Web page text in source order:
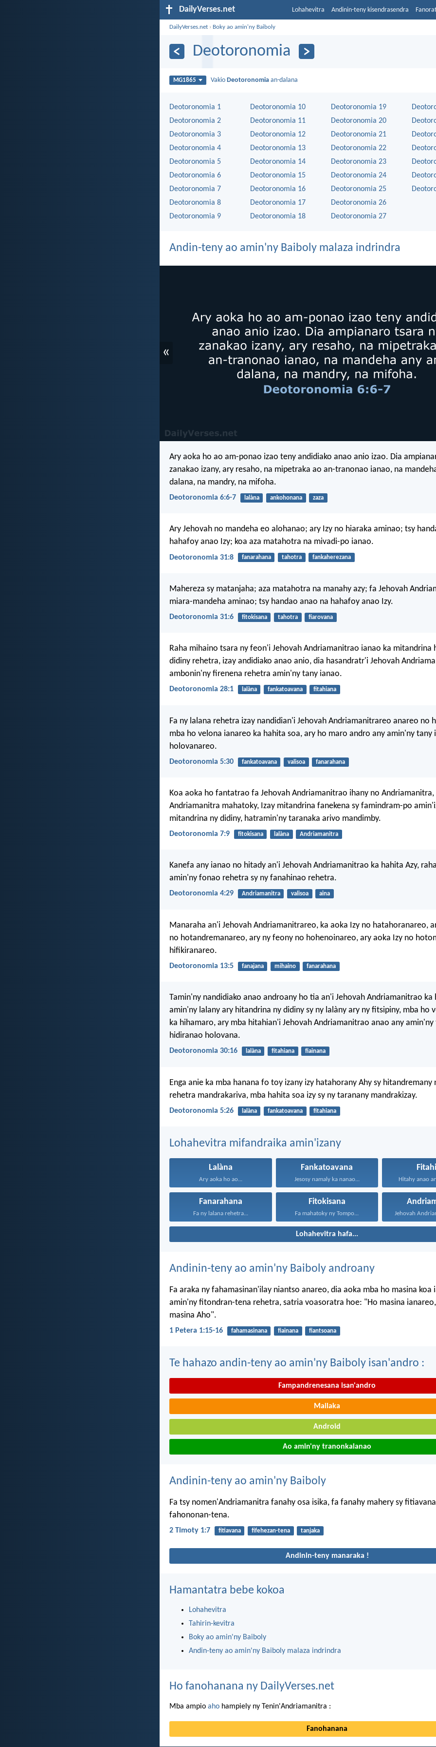
DailyVerses.net Lohahevitra Andinin-teny kisendrasendra
DailyVerses.net › Boky ao amin'ny Baiboly
Deotoronomia
MG1865 Vakio Deotoronomia an-dalana
Deotoronomia 1
Deotoronomia 2
Deotoronomia 3
Deotoronomia 4
Deotoronomia 5
Deotoronomia 6
Deotoronomia 7
Deotoronomia 8
Deotoronomia 9
Deotoronomia 10
Deotoronomia 11
Deotoronomia 12
Deotoronomia 13
Deotoronomia 14
Deotoronomia 15
Deotoronomia 16
Deotoronomia 17
Deotoronomia 18
Deotoronomia 19
Deotoronomia 20
Deotoronomia 21
Deotoronomia 22
Deotoronomia 23
Deotoronomia 24
Deotoronomia 25
Deotoronomia 26
Deotoronomia 27
Andin-teny ao amin'ny Baiboly malaza indrindra
«
Ary aoka ho ao am-ponao izao teny andidiako anao anio izao. Dia
zanakao izany, ary resaho, na mipetraka ao an-tranonao ianao, na
dalana, na mandry, na mifoha.
Deotoronomia 6:6-7 lalàna ankohonana zaza
Ary Jehovah no mandeha eo alohanao; ary Izy no hiaraka aminao; tsy
hahafoy anao Izy; koa aza matahotra na mivadi-po ianao.
Deotoronomia 31:8 fanarahana tahotra fankaherezana
Mahereza sy matanjaha; aza matahotra na manahy azy; fa Jehovah
miara-mandeha aminao; tsy handao anao na hahafoy anao Izy.
Deotoronomia 31:6 fitokisana tahotra fiarovana
Raha mihaino tsara ny feon'i Jehovah Andriamanitrao ianao ka mitandrina
didiny rehetra, izay andidiako anao anio, dia hasandratr'i Jehovah
ambonin'ny firenena rehetra amin'ny tany ianao.
Deotoronomia 28:1 lalàna fankatoavana fitahiana
Fa ny lalana rehetra izay nandidian'i Jehovah Andriamanitrareo anareo no
mba ho velona ianareo ka hahita soa, ary ho maro andro any amin'ny tany
holovanareo.
Deotoronomia 5:30 fankatoavana valisoa fanarahana
Koa aoka ho fantatrao fa Jehovah Andriamanitrao ihany no Andriamanitra,
Andriamanitra mahatoky, Izay mitandrina fanekena sy famindram-po
mitandrina ny didiny, hatramin'ny taranaka arivo mandimby.
Deotoronomia 7:9 fitokisana lalàna Andriamanitra
Kanefa any ianao no hitady an'i Jehovah Andriamanitrao ka hahita Azy,
amin'ny fonao rehetra sy ny fanahinao rehetra.
Deotoronomia 4:29 Andriamanitra valisoa aina
Manaraha an'i Jehovah Andriamanitrareo, ka aoka Izy no hatahoranareo,
no hotandremanareo, ary ny feony no hohenoinareo, ary aoka Izy no
hifikiranareo.
Deotoronomia 13:5 fanajana mihaino fanarahana
Tamin'ny nandidiako anao androany ho tia an'i Jehovah Andriamanitrao ka
amin'ny lalany ary hitandrina ny didiny sy ny lalàny ary ny fitsipiny, mba ho
ka hihamaro, ary mba hitahian'i Jehovah Andriamanitrao anao any amin'ny
hidiranao holovana.
Deotoronomia 30:16 lalàna fitahiana fiainana
Enga anie ka mba hanana fo toy izany izy hatahorany Ahy sy hitandremany
rehetra mandrakariva, mba hahita soa izy sy ny taranany mandrakizay.
Deotoronomia 5:26 lalàna fankatoavana fitahiana
Lohahevitra mifandraika amin'izany
Lalàna
Ary aoka ho ao...
Fankatoavana
Jesosy namaly ka nanao... Hitahy anao
Fanarahana
Fa ny lalana rehetra...
Fitokisana
Fa mahatoky ny Tompo...
Lohahevitra hafa...
Andinin-teny ao amin'ny Baiboly androany
Fa araka ny fahamasinan'ilay niantso anareo, dia aoka mba ho masina koa
amin'ny fitondran-tena rehetra, satria voasoratra hoe: "Ho masina
masina Aho".
1 Petera 1:15-16 fahamasinana fiainana fiantsoana
Te hahazo andin-teny ao amin'ny Baiboly isan'andro :
Fampandrenesana isan'andro
Mailaka
Android
Ao amin'ny tranonkalanao
Andinin-teny ao amin'ny Baiboly
Fa tsy nomen'Andriamanitra fanahy osa isika, fa fanahy mahery sy
fahononan-tena.
2 Timoty 1:7 fitiavana fifehezan-tena tanjaka
Andinin-teny manaraka !
Hamantatra bebe kokoa
Lohahevitra
Tahirin-kevitra
Boky ao amin'ny Baiboly
Andin-teny ao amin'ny Baiboly malaza indrindra
Ho fanohanana ny DailyVerses.net
Mba ampio aho hampiely ny Tenin'Andriamanitra :
Fanohanana